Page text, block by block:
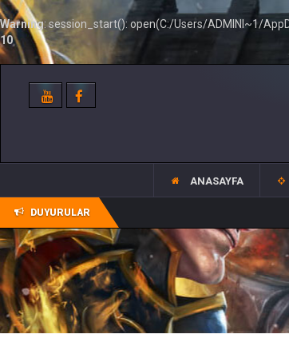
Warning: session_start(): open(C:/Users/ADMINI~1/
10
ANASAYFA
DUYURULAR